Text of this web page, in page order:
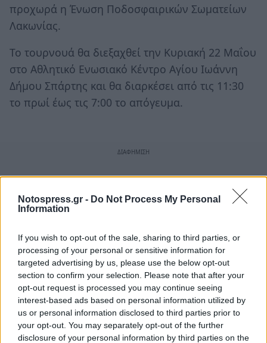
Notospress.gr - Do Not Process My Personal
Information
If you wish to opt-out of the sale, sharing to third parties, or
processing of your personal or sensitive information for
targeted advertising by us, please use the below opt-out
section to confirm your selection. Please note that after your
opt-out request is processed you may continue seeing
interest-based ads based on personal information utilized by
us or personal information disclosed to third parties prior to
your opt-out. You may separately opt-out of the further
disclosure of your personal information by third parties on the
προχωρά η Ένωση Ποδοσφαιρικών Σωματείων
Λακωνίας.
Το τουρνουά θα διεξαχθεί την Κυριακή 22 Μαΐου
στο Αθλητικό Ενωσιακό Κέντρο Αγίου Ιωάννη
Δήμου Σπάρτης και θα διαρκέσει από τις 11:30
το πρωί έως τις 7:00 το απόγευμα.